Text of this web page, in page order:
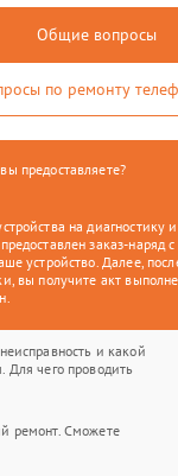
Общие вопросы
по ремонту
предоставляете?
на диагностику
заказ-наряд
устройство. Далее,
вы получите акт
и какой
Для чего проводить
ремонт. Сможете